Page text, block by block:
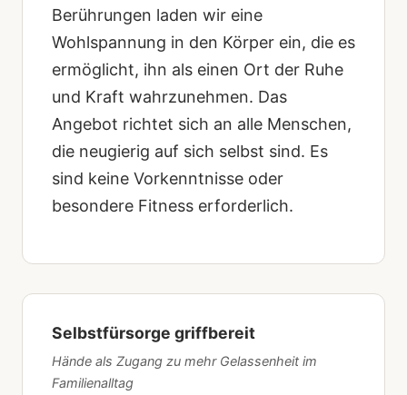
Berührungen laden wir eine
Wohlspannung in den Körper ein, die es
ermöglicht, ihn als einen Ort der Ruhe
und Kraft wahrzunehmen. Das
Angebot richtet sich an alle Menschen,
die neugierig auf sich selbst sind. Es
sind keine Vorkenntnisse oder
besondere Fitness erforderlich.
Selbstfürsorge griffbereit
Hände als Zugang zu mehr Gelassenheit im
Familienalltag